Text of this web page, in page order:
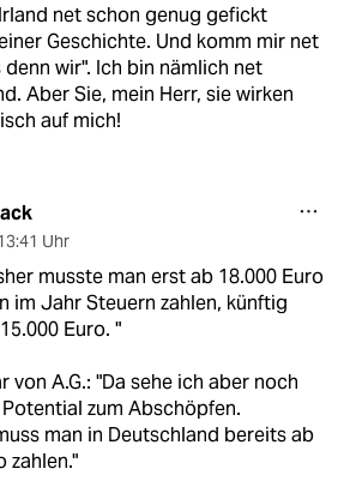
net schon genug gefickt
Geschichte. Und komm mir net
denn wir". Ich bin nämlich net
Aber Sie, mein Herr, sie wirken
auf mich!
Uhr
musste man erst ab 18.000 Euro
im Jahr Steuern zahlen, künftig
Euro. "
von A.G.: "Da sehe ich aber noch
zum Abschöpfen.
man in Deutschland bereits ab
zahlen."